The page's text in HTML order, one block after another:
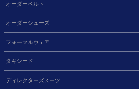
オーダーベルト
オーダーシューズ
フォーマルウェア
タキシード
ディレクターズスーツ